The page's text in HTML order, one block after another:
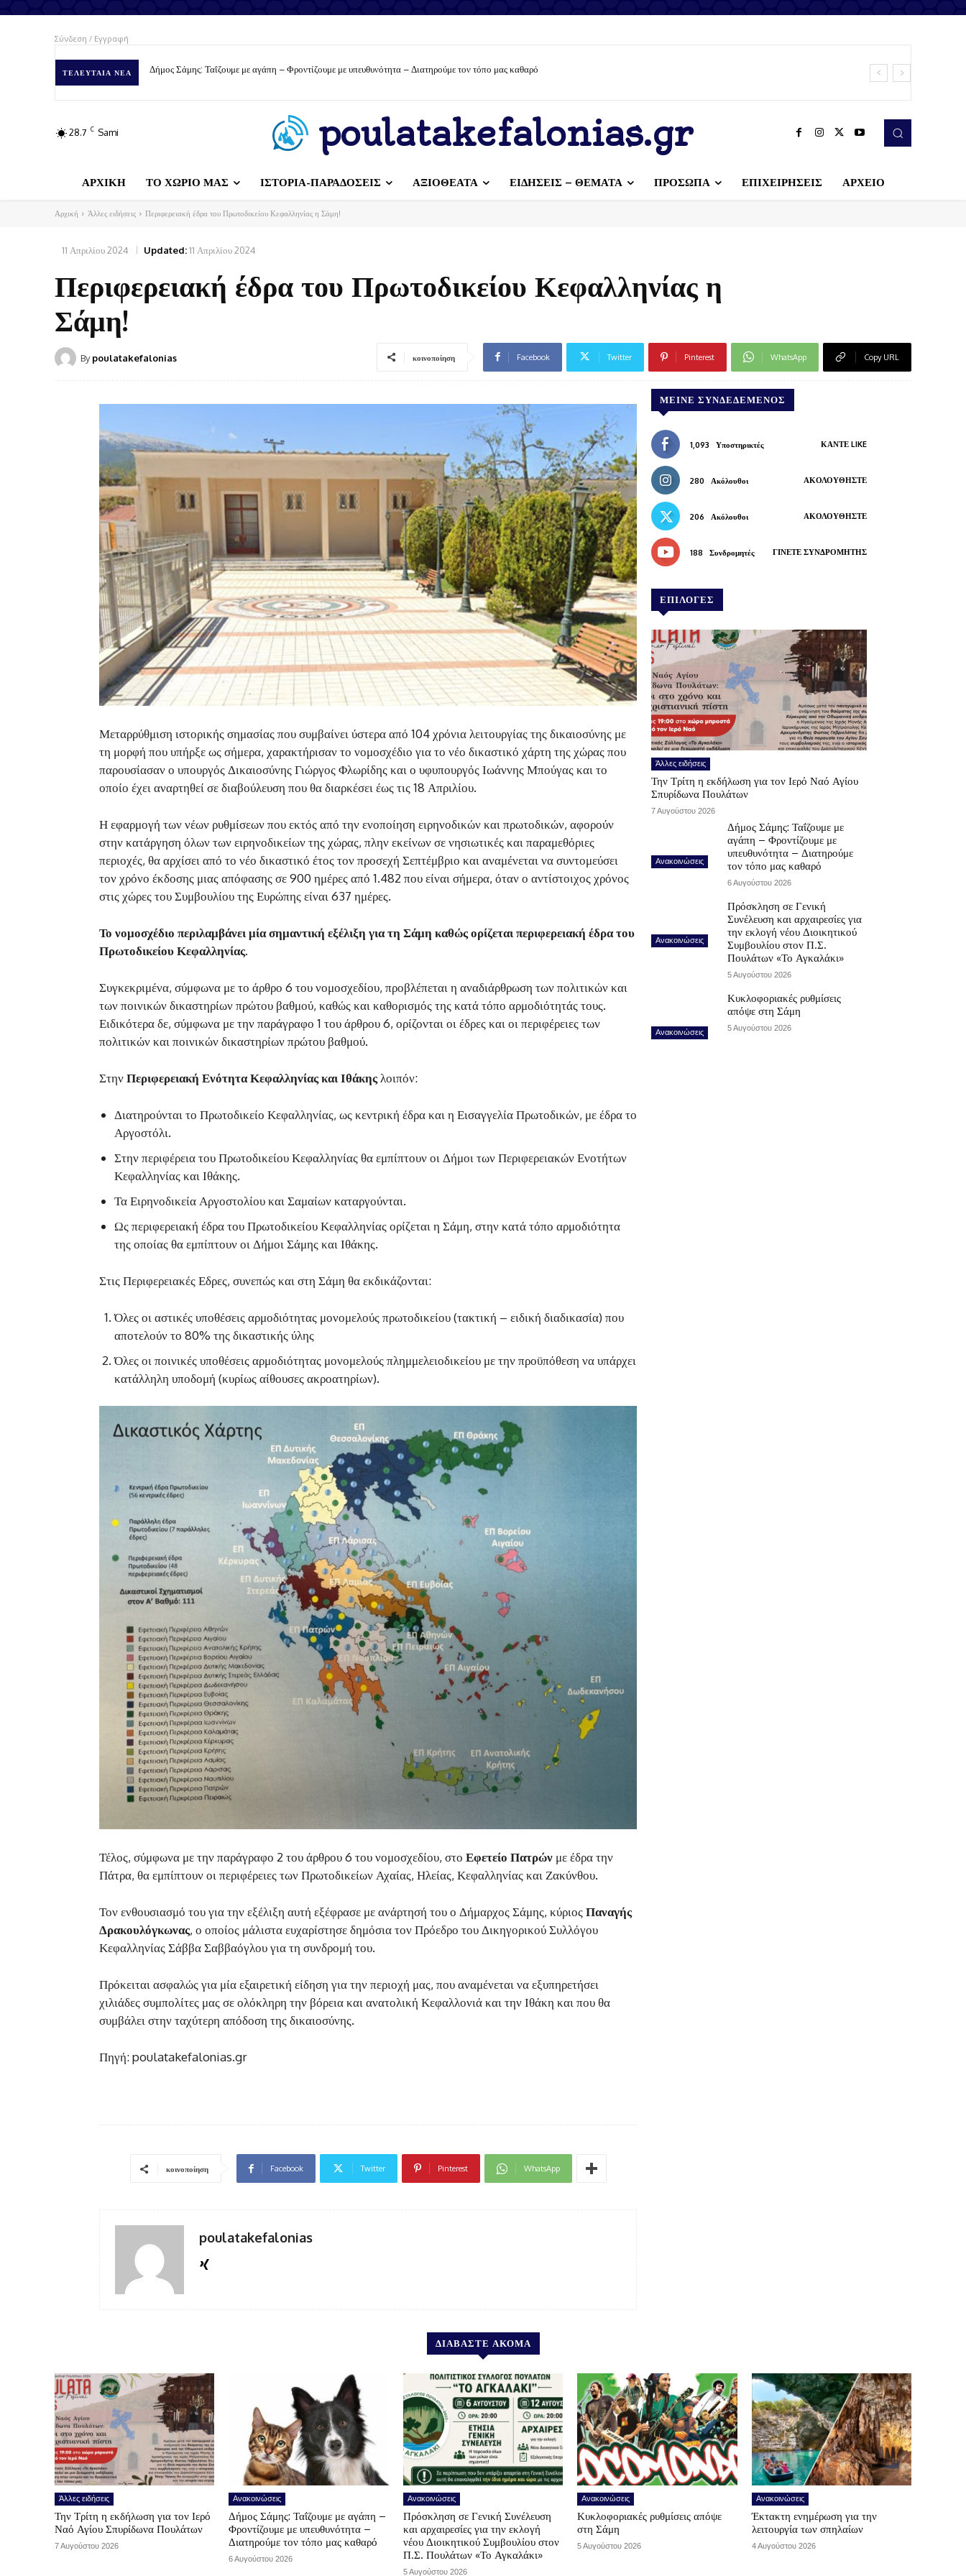
Σύνδεση / Εγγραφή
ΤΕΛΕΥΤΑΊΑ ΝΈΑ Δήμος Σάμης: Ταΐζουμε με αγάπη – Φροντίζουμε με υπευθυνότητα – Διατηρούμε τον τόπο μας καθαρό
Πρόσκληση σε Γενική Συνέλευση και αρχαιρεσίες για την εκλογή νέου Διοικητικού Συμβουλίου στον Π.Σ. Πουλάτων «Το Αγκαλάκι»
28.7 C Sami poulatakefalonias.gr
ΑΡΧΙΚΗ ΤΟ ΧΩΡΙΟ ΜΑΣ ΙΣΤΟΡΙΑ-ΠΑΡΑΔΟΣΕΙΣ ΑΞΙΟΘΕΑΤΑ ΕΙΔΗΣΕΙΣ – ΘΕΜΑΤΑ ΠΡΟΣΩΠΑ ΕΠΙΧΕΙΡΗΣΕΙΣ ΑΡΧΕΙΟ
Αρχική Άλλες ειδήσεις Περιφερειακή έδρα του Πρωτοδικείου Κεφαλληνίας η Σάμη!
11 Απριλίου 2024 Updated:11 Απριλίου 2024
Περιφερειακή έδρα του Πρωτοδικείου Κεφαλληνίας η
Σάμη!
By poulatakefalonias κοινοποίηση Facebook Twitter Pinterest WhatsApp Copy URL
Μεταρρύθμιση ιστορικής σημασίας που συμβαίνει ύστερα από 104 χρόνια λειτουργίας της δικαιοσύνης με
τη μορφή που υπήρξε ως σήμερα, χαρακτήρισαν το νομοσχέδιο για το νέο δικαστικό χάρτη της χώρας που
παρουσίασαν ο υπουργός Δικαιοσύνης Γιώργος Φλωρίδης και ο υφυπουργός Ιωάννης Μπούγας και το
οποίο έχει αναρτηθεί σε διαβούλευση που θα διαρκέσει έως τις 18 Απριλίου.
Η εφαρμογή των νέων ρυθμίσεων που εκτός από την ενοποίηση ειρηνοδικών και πρωτοδικών, αφορούν
στην κατάργηση όλων των ειρηνοδικείων της χώρας, πλην εκείνων σε νησιωτικές και παραμεθόριες
περιοχές, θα αρχίσει από το νέο δικαστικό έτος τον προσεχή Σεπτέμβριο και αναμένεται να συντομεύσει
τον χρόνο έκδοσης μιας απόφασης σε 900 ημέρες από 1.482 που είναι σήμερα, όταν ο αντίστοιχος χρόνος
στις χώρες του Συμβουλίου της Ευρώπης είναι 637 ημέρες.
Το νομοσχέδιο περιλαμβάνει μία σημαντική εξέλιξη για τη Σάμη καθώς ορίζεται περιφερειακή έδρα του
Πρωτοδικείου Κεφαλληνίας.
Συγκεκριμένα, σύμφωνα με το άρθρο 6 του νομοσχεδίου, προβλέπεται η αναδιάρθρωση των πολιτικών και
των ποινικών δικαστηρίων πρώτου βαθμού, καθώς και καθορισμός της κατά τόπο αρμοδιότητάς τους.
Ειδικότερα δε, σύμφωνα με την παράγραφο 1 του άρθρου 6, ορίζονται οι έδρες και οι περιφέρειες των
πολιτικών και ποινικών δικαστηρίων πρώτου βαθμού.
ΣτηνΠεριφερειακή Ενότητα Κεφαλληνίας και Ιθάκης λοιπόν:
Διατηρούνται το Πρωτοδικείο Κεφαλληνίας, ως κεντρική έδρα και η Εισαγγελία Πρωτοδικών, με έδρα το
Αργοστόλι.
Στην περιφέρεια του Πρωτοδικείου Κεφαλληνίας θα εμπίπτουν οι Δήμοι των Περιφερειακών Ενοτήτων
Κεφαλληνίας και Ιθάκης.
Τα Ειρηνοδικεία Αργοστολίου και Σαμαίων καταργούνται.
Ως περιφερειακή έδρα του Πρωτοδικείου Κεφαλληνίας ορίζεται η Σάμη, στην κατά τόπο αρμοδιότητα
της οποίας θα εμπίπτουν οι Δήμοι Σάμης και Ιθάκης.
Στις Περιφερειακές Εδρες, συνεπώς και στη Σάμη θα εκδικάζονται:
Όλες οι αστικές υποθέσεις αρμοδιότητας μονομελούς πρωτοδικείου (τακτική – ειδική διαδικασία) που
αποτελούν το 80% της δικαστικής ύλης
Όλες οι ποινικές υποθέσεις αρμοδιότητας μονομελούς πλημμελειοδικείου με την προϋπόθεση να υπάρχει
κατάλληλη υποδομή (κυρίως αίθουσες ακροατηρίων).
Τέλος, σύμφωνα με την παράγραφο 2 του άρθρου 6 του νομοσχεδίου, στο Εφετείο Πατρών με έδρα την
Πάτρα, θα εμπίπτουν οι περιφέρειες των Πρωτοδικείων Αχαίας, Ηλείας, Κεφαλληνίας και Ζακύνθου.
Τον ενθουσιασμό του για την εξέλιξη αυτή εξέφρασε με ανάρτησή του ο Δήμαρχος Σάμης, κύριοςΠαναγής
Δρακουλόγκωνας, ο οποίος μάλιστα ευχαρίστησε δημόσια τον Πρόεδρο του Δικηγορικού Συλλόγου
Κεφαλληνίας Σάββα Σαββαόγλου για τη συνδρομή του.
Πρόκειται ασφαλώς για μία εξαιρετική είδηση για την περιοχή μας, που αναμένεται να εξυπηρετήσει
χιλιάδες συμπολίτες μας σε ολόκληρη την βόρεια και ανατολική Κεφαλλονιά και την Ιθάκη και που θα
συμβάλει στην ταχύτερη απόδοση της δικαιοσύνης.
Πηγή: poulatakefalonias.gr
κοινοποίηση Facebook Twitter Pinterest WhatsApp
poulatakefalonias
ΜΕΊΝΕ ΣΥΝΔΕΔΕΜΈΝΟΣ
1,093 Υποστηρικτές ΚΆΝΤΕ LIKE
280 Ακόλουθοι ΑΚΟΛΟΥΘΉΣΤΕ
206 Ακόλουθοι ΑΚΟΛΟΥΘΉΣΤΕ
188 Συνδρομητές ΓΊΝΕΤΕ ΣΥΝΔΡΟΜΗΤΉΣ
ΕΠΙΛΟΓΕΣ
Άλλες ειδήσεις
Την Τρίτη η εκδήλωση για τον Ιερό Ναό Αγίου
Σπυρίδωνα Πουλάτων
7 Αυγούστου 2026
Ανακοινώσεις
Δήμος Σάμης: Ταΐζουμε με
αγάπη – Φροντίζουμε με
υπευθυνότητα – Διατηρούμε
τον τόπο μας καθαρό
6 Αυγούστου 2026
Ανακοινώσεις
Πρόσκληση σε Γενική
Συνέλευση και αρχαιρεσίες για
την εκλογή νέου Διοικητικού
Συμβουλίου στον Π.Σ.
Πουλάτων «Το Αγκαλάκι»
5 Αυγούστου 2026
Ανακοινώσεις
Κυκλοφοριακές ρυθμίσεις
απόψε στη Σάμη
5 Αυγούστου 2026
ΔΙΑΒΑΣΤΕ ΑΚΟΜΑ
Άλλες ειδήσεις
Την Τρίτη η εκδήλωση για τον Ιερό
Ναό Αγίου Σπυρίδωνα Πουλάτων
7 Αυγούστου 2026
Ανακοινώσεις
Δήμος Σάμης: Ταΐζουμε με αγάπη –
Φροντίζουμε με υπευθυνότητα –
Διατηρούμε τον τόπο μας καθαρό
6 Αυγούστου 2026
Ανακοινώσεις
Πρόσκληση σε Γενική Συνέλευση
και αρχαιρεσίες για την εκλογή
νέου Διοικητικού Συμβουλίου στον
Π.Σ. Πουλάτων «Το Αγκαλάκι»
5 Αυγούστου 2026
Ανακοινώσεις
Κυκλοφοριακές ρυθμίσεις απόψε
στη Σάμη
5 Αυγούστου 2026
Ανακοινώσεις
Έκτακτη ενημέρωση για την
λειτουργία των σπηλαίων
4 Αυγούστου 2026